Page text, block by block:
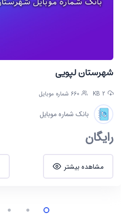
شهرستان لپویی
2 KB 660 شماره موبایل
بانک شماره موبایل
رایگان
مشاهده بیشتر